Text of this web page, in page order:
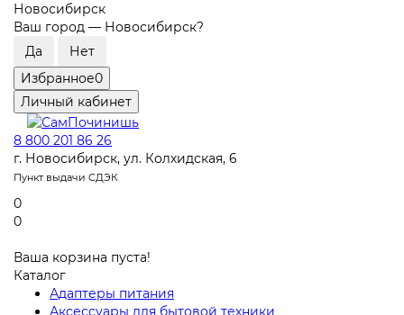
Новосибирск
Ваш город — Новосибирск?
Избранное0
Личный кабинет
8 800 201 86 26
г. Новосибирск, ул. Колхидская, 6
Пункт выдачи СДЭК
0
0
Ваша корзина пуста!
Каталог
Адаптеры питания
Аксессуары для бытовой техники